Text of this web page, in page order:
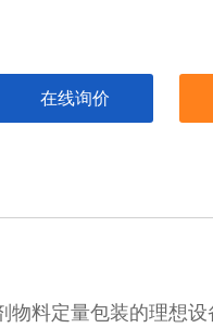
在线询价
料定量包装的理想